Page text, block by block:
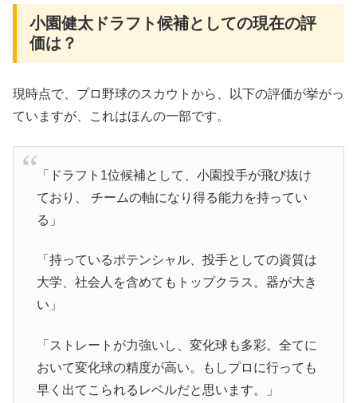
小園健太ドラフト候補としての現在の評
価は？
現時点で、プロ野球のスカウトから、以下の評価が挙がっ
ていますが、これはほんの一部です。
「ドラフト1位候補として、小園投手が飛び抜け
ており、 チームの軸になり得る能力を持ってい
る」
「持っているポテンシャル、投手としての資質は
大学、社会人を含めてもトップクラス。器が大き
い」
「ストレートが力強いし、変化球も多彩。全てに
おいて変化球の精度が高い。もしプロに行っても
早く出てこられるレベルだと思います。」